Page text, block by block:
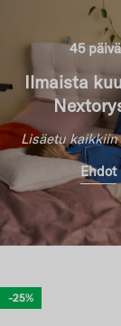
45
Ilmaista
Lisäetu
Ehdot
-25%